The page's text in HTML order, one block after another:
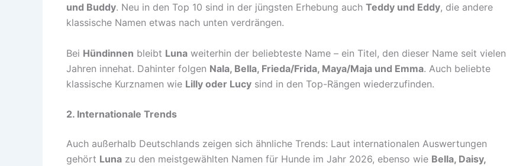
und Buddy. Neu in den Top 10 sind in der jüngsten Erhebung auch Teddy und Eddy, die andere
klassische Namen etwas nach unten verdrängen.
Bei Hündinnen bleibt Luna weiterhin der beliebteste Name – ein Titel, den dieser Name seit vielen
Jahren innehat. Dahinter folgen Nala, Bella, Frieda/Frida, Maya/Maja und Emma. Auch beliebte
klassische Kurznamen wie Lilly oder Lucy sind in den Top-Rängen wiederzufinden.
2. Internationale Trends
Auch außerhalb Deutschlands zeigen sich ähnliche Trends: Laut internationalen Auswertungen
gehört Luna zu den meistgewählten Namen für Hunde im Jahr 2026, ebenso wie Bella, Daisy,